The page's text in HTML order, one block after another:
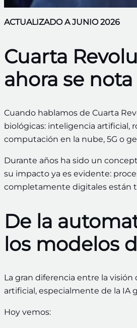
ACTUALIZADO A JUNIO 2026
Cuarta
ahora se
Cuando hablamos de Cuarta
biológicas: inteligencia artificial,
computación en la nube, 5G o
Durante años ha sido un
su impacto ya es evidente:
completamente digitales están
De la
los modelos
La gran diferencia entre la
artificial, especialmente de la IA
Hoy vemos: